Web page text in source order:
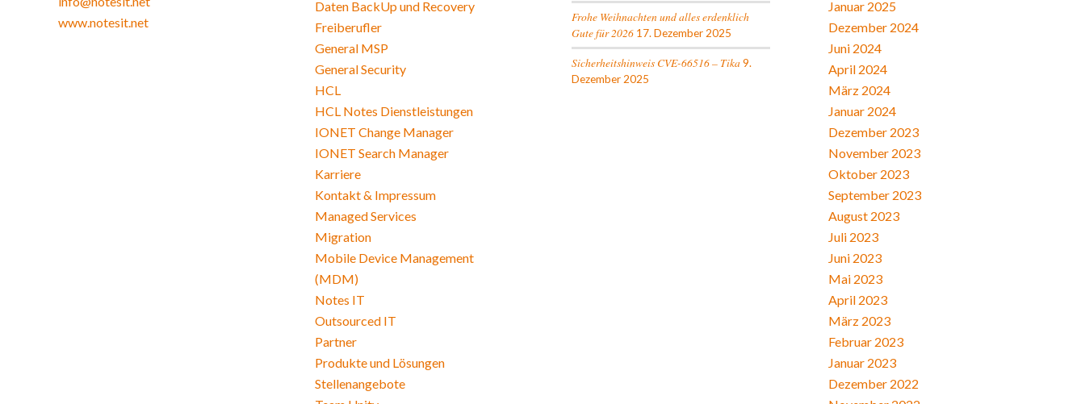
www.notesit.net
Daten BackUp und Recovery
Freiberufler
General MSP
General Security
HCL
HCL Notes Dienstleistungen
IONET Change Manager
IONET Search Manager
Karriere
Kontakt & Impressum
Managed Services
Migration
Mobile Device Management
(MDM)
Notes IT
Outsourced IT
Partner
Produkte und Lösungen
Stellenangebote
Frohe Weihnachten und alles erdenklich
Gute für 2026 17. Dezember 2025
Sicherheitshinweis CVE-66516 – Tika9.
Dezember 2025
Januar 2025
Dezember 2024
Juni 2024
April 2024
März 2024
Januar 2024
Dezember 2023
November 2023
Oktober 2023
September 2023
August 2023
Juli 2023
Juni 2023
Mai 2023
April 2023
März 2023
Februar 2023
Januar 2023
Dezember 2022